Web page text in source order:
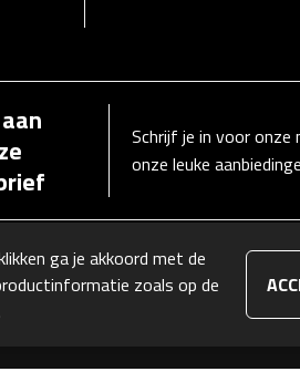
Schrijf je in voor onze
onze leuke
ga je akkoord met de
zoals op de